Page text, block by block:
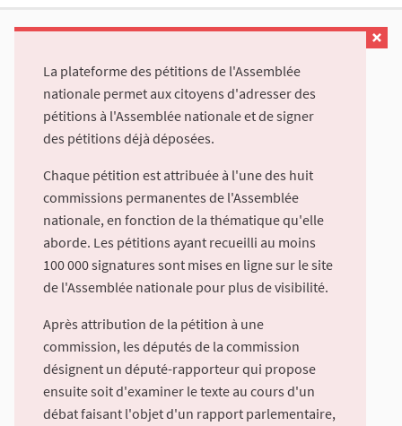
La plateforme des pétitions de l'Assemblée
nationale permet aux citoyens d'adresser des
pétitions à l'Assemblée nationale et de signer
des pétitions déjà déposées.
Chaque pétition est attribuée à l'une des huit
commissions permanentes de l'Assemblée
nationale, en fonction de la thématique qu'elle
aborde. Les pétitions ayant recueilli au moins
100 000 signatures sont mises en ligne sur le site
de l'Assemblée nationale pour plus de visibilité.
Après attribution de la pétition à une
commission, les députés de la commission
désignent un député-rapporteur qui propose
ensuite soit d'examiner le texte au cours d'un
débat faisant l'objet d'un rapport parlementaire,